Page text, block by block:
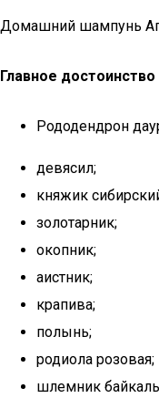
Домашний шампунь
Главное
Рододендрон
девясил;
княжик
золотарник;
окопник;
аистник;
крапива;
полынь;
родиола розовая;
шлемник